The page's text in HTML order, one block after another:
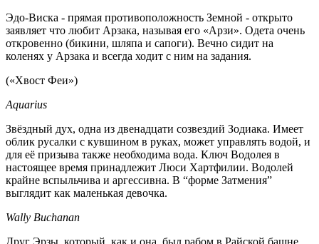
Эдо-Виска - прямая противоположность Земной - открыто
заявляет что любит Арзака, называя его «Арзи». Одета очень
откровенно (бикини, шляпа и сапоги). Вечно сидит на
коленях у Арзака и всегда ходит с ним на задания.
(«Хвост Феи»)
Aquarius
Звёздный дух, одна из двенадцати созвездий Зодиака. Имеет
облик русалки с кувшином в руках, может управлять водой, и
для её призыва также необходима вода. Ключ Водолея в
настоящее время принадлежит Люси Хартфилии. Водолей
крайне вспыльчива и аргессивна. В “форме Затмения”
выглядит как маленькая девочка.
Wally Buchanan
Друг Эрзы, который, как и она, был рабом в Райской башне.